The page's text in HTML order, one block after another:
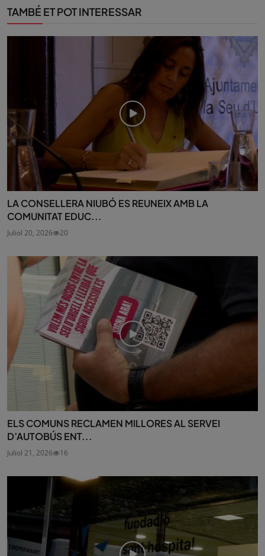
TAMBÉ ET POT INTERESSAR
LA CONSELLERA NIUBÓ ES REUNEIX AMB LA
COMUNITAT EDUC...
Juliol 20, 2026 20
ELS COMUNS RECLAMEN MILLORES AL SERVEI
D’AUTOBÚS ENT...
Juliol 21, 2026 16